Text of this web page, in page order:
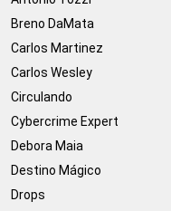
Breno DaMata
Carlos Martinez
Carlos Wesley
Circulando
Cybercrime Expert
Debora Maia
Destino Mágico
Drops